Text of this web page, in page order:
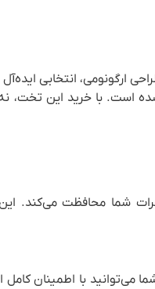
ارگونومی، انتخابی
است. با خرید این تخت، نه
شما محافظت می‌کند.
می‌توانید با اطمینان کامل